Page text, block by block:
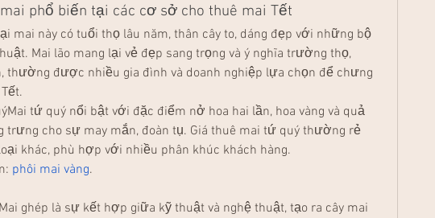
phổ biến tại các cơ sở cho thuê mai Tết
mai này có tuổi thọ lâu năm, thân cây to, dáng đẹp với những bộ
Mai lão mang lại vẻ đẹp sang trọng và ý nghĩa trường thọ,
thường được nhiều gia đình và doanh nghiệp lựa chọn để chưng
tứ quý nổi bật với đặc điểm nở hoa hai lần, hoa vàng và quả
trưng cho sự may mắn, đoàn tụ. Giá thuê mai tứ quý thường rẻ
khác, phù hợp với nhiều phân khúc khách hàng.
phôi mai vàng.
ghép là sự kết hợp giữa kỹ thuật và nghệ thuật, tạo ra cây mai